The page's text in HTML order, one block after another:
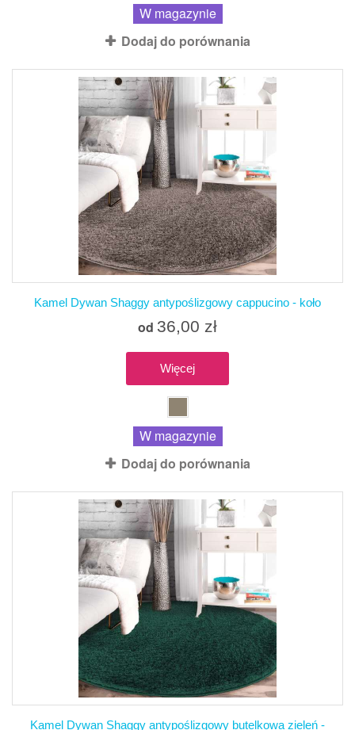
W magazynie
Dodaj do porównania
Kamel Dywan Shaggy antypoślizgowy cappucino - koło
od 36,00 zł
Więcej
W magazynie
Dodaj do porównania
Kamel Dywan Shaggy antypoślizgowy butelkowa zieleń -